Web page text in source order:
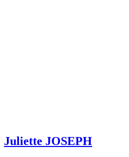
Juliette JOSEPH